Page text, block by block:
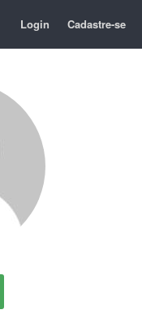
Login Cadastre-se